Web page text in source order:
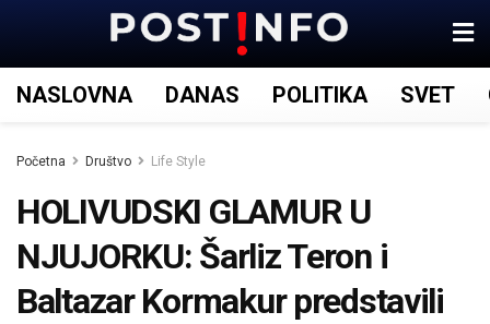
NASLOVNA DANAS POLITIKA SVET
Početna Društvo Life Style
HOLIVUDSKI GLAMUR U
NJUJORKU: Šarliz Teron i
Baltazar Kormakur predstavili